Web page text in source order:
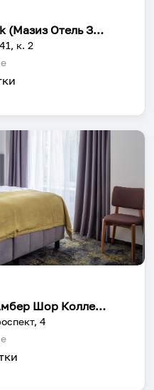
MAZIIZ Hotel Zelenogradsk (Мазиз Отель Зеленоградск)
к. 2
Amber Shore Collection (Амбер Шор Коллекшн)
4
без сложностей
маршруты, находи
жильё в одном